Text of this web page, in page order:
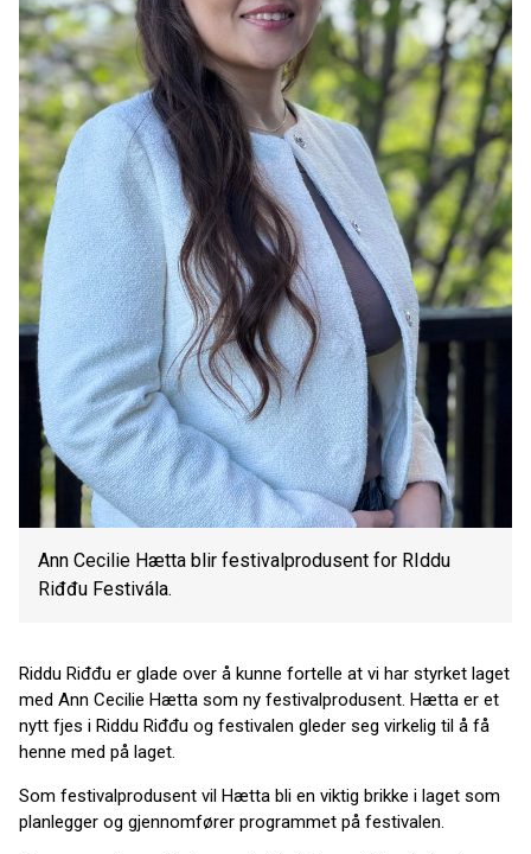
Ann Cecilie Hætta blir festivalprodusent for RIddu
Riđđu Festivála.
Riddu Riđđu er glade over å kunne fortelle at vi har styrket laget
med Ann Cecilie Hætta som ny festivalprodusent. Hætta er et
nytt fjes i Riddu Riđđu og festivalen gleder seg virkelig til å få
henne med på laget.
Som festivalprodusent vil Hætta bli en viktig brikke i laget som
planlegger og gjennomfører programmet på festivalen.